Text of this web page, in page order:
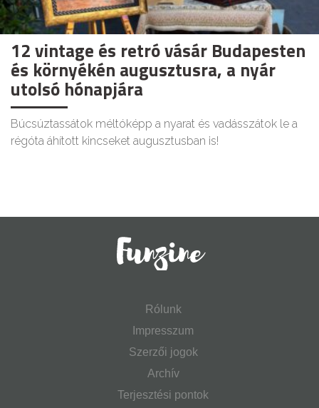
12 vintage és retró vásár Budapesten
és környékén augusztusra, a nyár
utolsó hónapjára
Búcsúztassátok méltóképp a nyarat és vadásszátok le a
régóta áhított kincseket augusztusban is!
Rólunk
Impresszum
Szerzői jogok
Archív
Terjesztési pontok